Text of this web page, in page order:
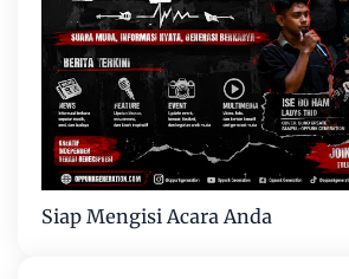
Siap Mengisi Acara Anda